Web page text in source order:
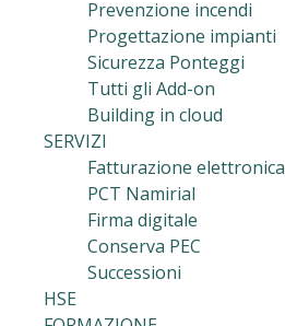
Prevenzione incendi
Progettazione impianti
Sicurezza Ponteggi
Tutti gli Add-on
Building in cloud
SERVIZI
Fatturazione elettronica
PCT Namirial
Firma digitale
Conserva PEC
Successioni
HSE